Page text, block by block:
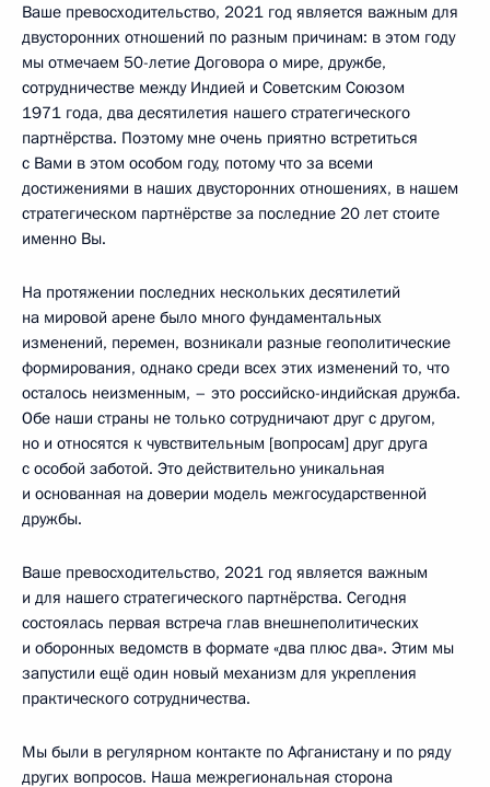
Ваше превосходительство, 2021 год является важным для
двусторонних отношений по разным причинам: в этом году
мы отмечаем 50-летие Договора о мире, дружбе,
сотрудничестве между Индией и Советским Союзом
1971 года, два десятилетия нашего стратегического
партнёрства. Поэтому мне очень приятно встретиться
с Вами в этом особом году, потому что за всеми
достижениями в наших двусторонних отношениях, в нашем
стратегическом партнёрстве за последние 20 лет стоите
именно Вы.
На протяжении последних нескольких десятилетий
на мировой арене было много фундаментальных
изменений, перемен, возникали разные геополитические
формирования, однако среди всех этих изменений то, что
осталось неизменным, – это российско-индийская дружба.
Обе наши страны не только сотрудничают друг с другом,
но и относятся к чувствительным [вопросам] друг друга
с особой заботой. Это действительно уникальная
и основанная на доверии модель межгосударственной
дружбы.
Ваше превосходительство, 2021 год является важным
и для нашего стратегического партнёрства. Сегодня
состоялась первая встреча глав внешнеполитических
и оборонных ведомств в формате «два плюс два». Этим мы
запустили ещё один новый механизм для укрепления
практического сотрудничества.
Мы были в регулярном контакте по Афганистану и по ряду
других вопросов. Наша межрегиональная сторона